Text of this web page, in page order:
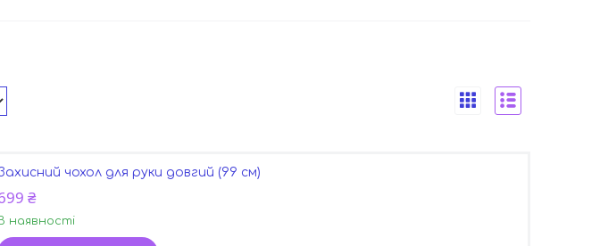
чохол для руки довгий (99 см)
₴
В наявності